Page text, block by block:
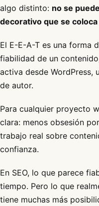
algo distinto: no se
decorativo que se
El E-E-A-T es una forma
fiabilidad de un
activa desde WordPress,
de autor.
Para cualquier proyecto
clara: menos obsesión
trabajo real sobre
confianza.
En SEO, lo que parece
tiempo. Pero lo que
tiene muchas más